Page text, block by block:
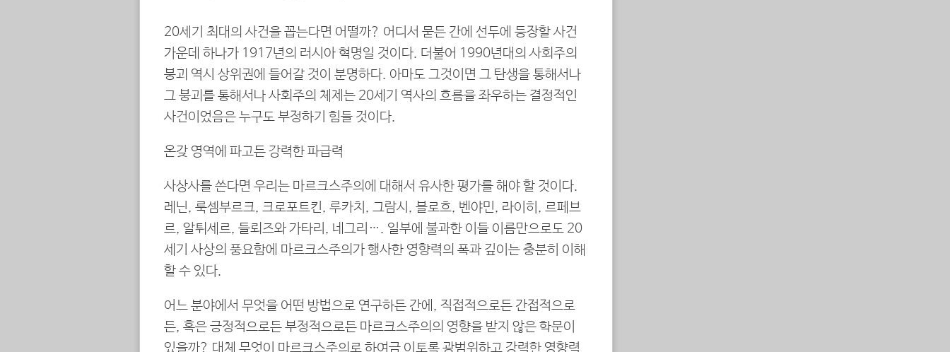
20세기 최대의 사건을 꼽는다면 어떨까? 어디서 묻든 간에 선두에 등장할 사건
가운데 하나가 1917년의 러시아 혁명일 것이다. 더불어 1990년대의 사회주의
붕괴 역시 상위권에 들어갈 것이 분명하다. 아마도 그것이면 그 탄생을 통해서나
그 붕괴를 통해서나 사회주의 체제는 20세기 역사의 흐름을 좌우하는 결정적인
사건이었음은 누구도 부정하기 힘들 것이다.
온갖 영역에 파고든 강력한 파급력
사상사를 쓴다면 우리는 마르크스주의에 대해서 유사한 평가를 해야 할 것이다.
레닌, 룩셈부르크, 크로포트킨, 루카치, 그람시, 블로흐, 벤야민, 라이히, 르페브
르, 알튀세르, 들뢰즈와 가타리, 네그리…. 일부에 불과한 이들 이름만으로도 20
세기 사상의 풍요함에 마르크스주의가 행사한 영향력의 폭과 깊이는 충분히 이해
할 수 있다.
어느 분야에서 무엇을 어떤 방법으로 연구하든 간에, 직접적으로든 간접적으로
든, 혹은 긍정적으로든 부정적으로든 마르크스주의의 영향을 받지 않은 학문이
있을까? 대체 무엇이 마르크스주의로 하여금 이토록 광범위하고 강력한 영향력